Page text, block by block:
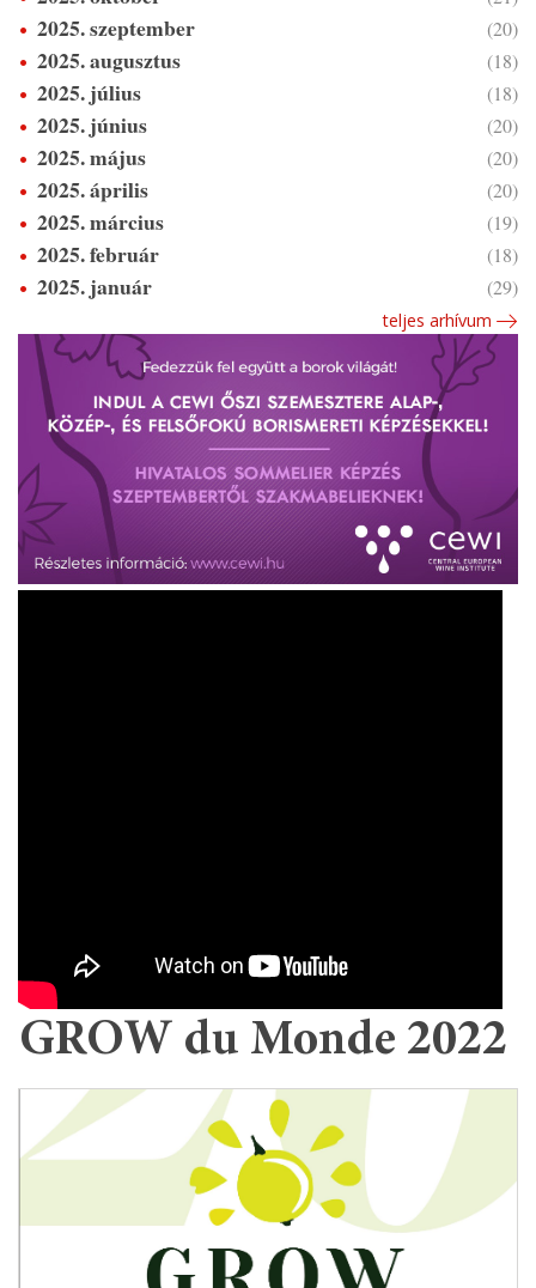
2025. szeptember (20)
2025. augusztus (18)
2025. július (18)
2025. június (20)
2025. május (20)
2025. április (20)
2025. március (19)
2025. február (18)
2025. január (29)
teljes arhívum
GROW du Monde 2022